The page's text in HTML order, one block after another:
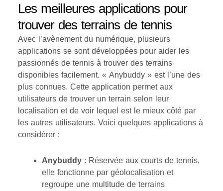
Les meilleures applications pour
trouver des terrains de tennis
Avec l’avènement du numérique, plusieurs
applications se sont développées pour aider les
passionnés de tennis à trouver des terrains
disponibles facilement. « Anybuddy » est l’une des
plus connues. Cette application permet aux
utilisateurs de trouver un terrain selon leur
localisation et de voir lequel est le mieux côté par
les autres utilisateurs. Voici quelques applications à
considérer :
Anybuddy : Réservée aux courts de tennis,
elle fonctionne par géolocalisation et
regroupe une multitude de terrains